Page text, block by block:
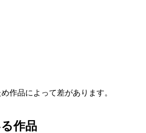
作品によって差があります。
作品